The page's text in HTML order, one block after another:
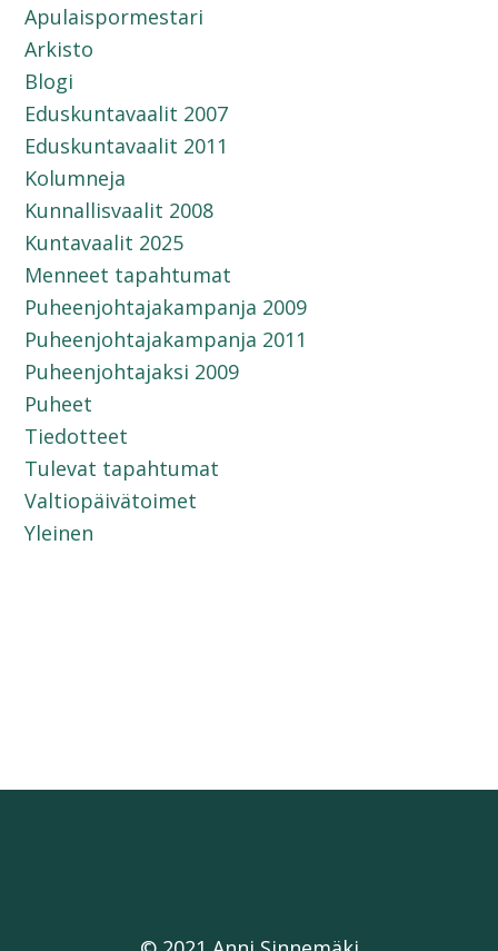
Apulaispormestari
Arkisto
Blogi
Eduskuntavaalit 2007
Eduskuntavaalit 2011
Kolumneja
Kunnallisvaalit 2008
Kuntavaalit 2025
Menneet tapahtumat
Puheenjohtajakampanja 2009
Puheenjohtajakampanja 2011
Puheenjohtajaksi 2009
Puheet
Tiedotteet
Tulevat tapahtumat
Valtiopäivätoimet
Yleinen